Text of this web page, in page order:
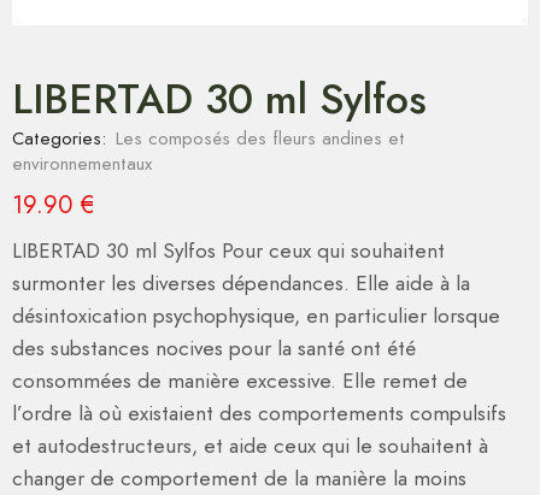
LIBERTAD 30 ml Sylfos
Categories: Les composés des fleurs andines et
environnementaux
19.90 €
LIBERTAD 30 ml Sylfos Pour ceux qui souhaitent
surmonter les diverses dépendances. Elle aide à la
désintoxication psychophysique, en particulier lorsque
des substances nocives pour la santé ont été
consommées de manière excessive. Elle remet de
l’ordre là où existaient des comportements compulsifs
et autodestructeurs, et aide ceux qui le souhaitent à
changer de comportement de la manière la moins